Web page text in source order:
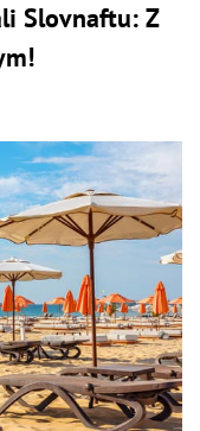
Slovnaftu: Z